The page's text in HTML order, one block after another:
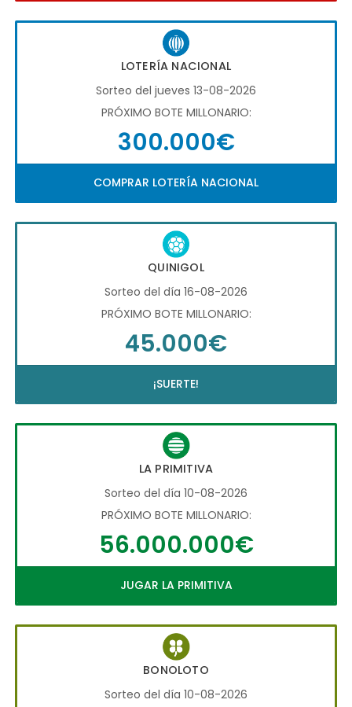
LOTERÍA NACIONAL
Sorteo del jueves 13-08-2026
PRÓXIMO BOTE MILLONARIO:
300.000€
COMPRAR LOTERÍA NACIONAL
QUINIGOL
Sorteo del día 16-08-2026
PRÓXIMO BOTE MILLONARIO:
45.000€
¡SUERTE!
LA PRIMITIVA
Sorteo del día 10-08-2026
PRÓXIMO BOTE MILLONARIO:
56.000.000€
JUGAR LA PRIMITIVA
BONOLOTO
Sorteo del día 10-08-2026